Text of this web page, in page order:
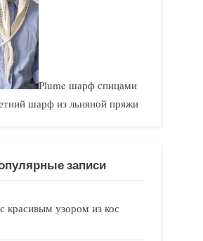
Plume шарф спицами
шарф из льняной пряжи
записи
красивым узором из кос